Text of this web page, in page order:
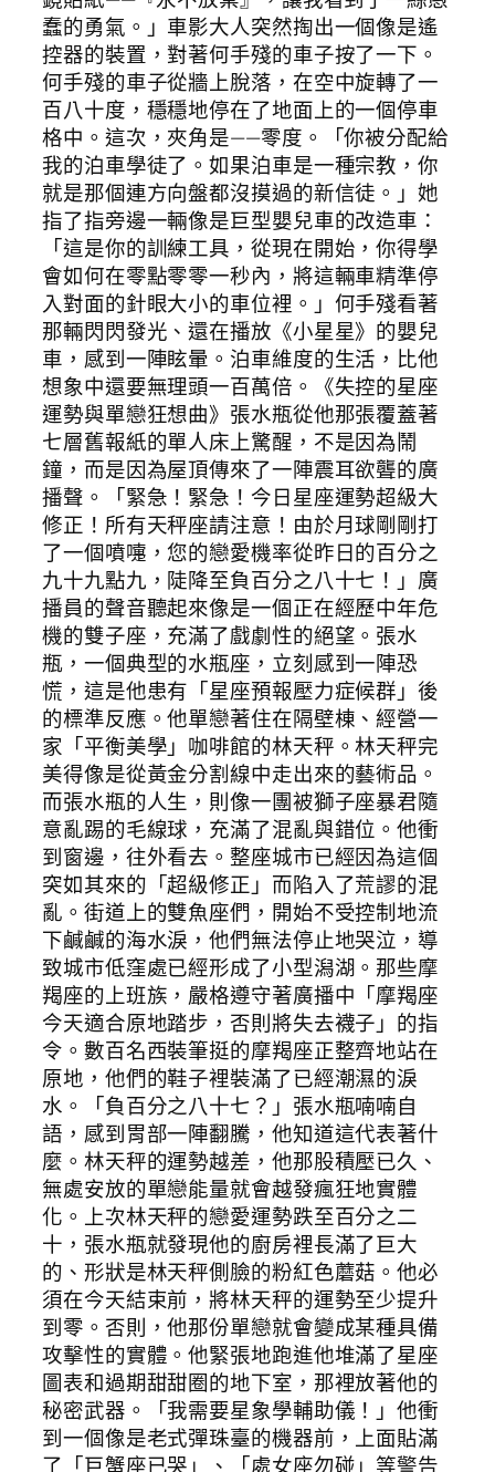
蠢的勇氣。」車影大人突然掏出一個像是遙
控器的裝置，對著何手殘的車子按了一下。
何手殘的車子從牆上脫落，在空中旋轉了一
百八十度，穩穩地停在了地面上的一個停車
格中。這次，夾角是——零度。「你被分配給
我的泊車學徒了。如果泊車是一種宗教，你
就是那個連方向盤都沒摸過的新信徒。」她
指了指旁邊一輛像是巨型嬰兒車的改造車：
「這是你的訓練工具，從現在開始，你得學
會如何在零點零零一秒內，將這輛車精準停
入對面的針眼大小的車位裡。」何手殘看著
那輛閃閃發光、還在播放《小星星》的嬰兒
車，感到一陣眩暈。泊車維度的生活，比他
想象中還要無理頭一百萬倍。《失控的星座
運勢與單戀狂想曲》張水瓶從他那張覆蓋著
七層舊報紙的單人床上驚醒，不是因為鬧
鐘，而是因為屋頂傳來了一陣震耳欲聾的廣
播聲。「緊急！緊急！今日星座運勢超級大
修正！所有天秤座請注意！由於月球剛剛打
了一個噴嚏，您的戀愛機率從昨日的百分之
九十九點九，陡降至負百分之八十七！」廣
播員的聲音聽起來像是一個正在經歷中年危
機的雙子座，充滿了戲劇性的絕望。張水
瓶，一個典型的水瓶座，立刻感到一陣恐
慌，這是他患有「星座預報壓力症候群」後
的標準反應。他單戀著住在隔壁棟、經營一
家「平衡美學」咖啡館的林天秤。林天秤完
美得像是從黃金分割線中走出來的藝術品。
而張水瓶的人生，則像一團被獅子座暴君隨
意亂踢的毛線球，充滿了混亂與錯位。他衝
到窗邊，往外看去。整座城市已經因為這個
突如其來的「超級修正」而陷入了荒謬的混
亂。街道上的雙魚座們，開始不受控制地流
下鹹鹹的海水淚，他們無法停止地哭泣，導
致城市低窪處已經形成了小型潟湖。那些摩
羯座的上班族，嚴格遵守著廣播中「摩羯座
今天適合原地踏步，否則將失去襪子」的指
令。數百名西裝筆挺的摩羯座正整齊地站在
原地，他們的鞋子裡裝滿了已經潮濕的淚
水。「負百分之八十七？」張水瓶喃喃自
語，感到胃部一陣翻騰，他知道這代表著什
麼。林天秤的運勢越差，他那股積壓已久、
無處安放的單戀能量就會越發瘋狂地實體
化。上次林天秤的戀愛運勢跌至百分之二
十，張水瓶就發現他的廚房裡長滿了巨大
的、形狀是林天秤側臉的粉紅色蘑菇。他必
須在今天結束前，將林天秤的運勢至少提升
到零。否則，他那份單戀就會變成某種具備
攻擊性的實體。他緊張地跑進他堆滿了星座
圖表和過期甜甜圈的地下室，那裡放著他的
秘密武器。「我需要星象學輔助儀！」他衝
到一個像是老式彈珠臺的機器前，上面貼滿
了「巨蟹座已哭」、「處女座勿碰」等警告